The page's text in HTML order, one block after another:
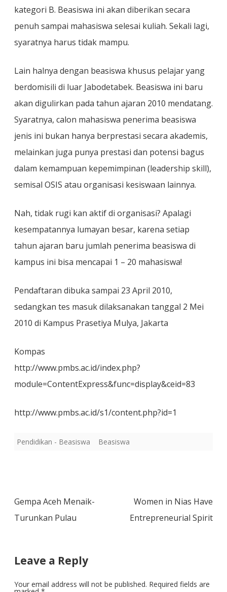
kategori B. Beasiswa ini akan diberikan secara
penuh sampai mahasiswa selesai kuliah. Sekali lagi,
syaratnya harus tidak mampu.
Lain halnya dengan beasiswa khusus pelajar yang
berdomisili di luar Jabodetabek. Beasiswa ini baru
akan digulirkan pada tahun ajaran 2010 mendatang.
Syaratnya, calon mahasiswa penerima beasiswa
jenis ini bukan hanya berprestasi secara akademis,
melainkan juga punya prestasi dan potensi bagus
dalam kemampuan kepemimpinan (leadership skill),
semisal OSIS atau organisasi kesiswaan lainnya.
Nah, tidak rugi kan aktif di organisasi? Apalagi
kesempatannya lumayan besar, karena setiap
tahun ajaran baru jumlah penerima beasiswa di
kampus ini bisa mencapai 1 – 20 mahasiswa!
Pendaftaran dibuka sampai 23 April 2010,
sedangkan tes masuk dilaksanakan tanggal 2 Mei
2010 di Kampus Prasetiya Mulya, Jakarta
Kompas
http://www.pmbs.ac.id/index.php?
module=ContentExpress&func=display&ceid=83
http://www.pmbs.ac.id/s1/content.php?id=1
Pendidikan - Beasiswa Beasiswa
Post
navigation
Gempa Aceh Menaik-
Turunkan Pulau
Women in Nias Have
Entrepreneurial Spirit
Leave a Reply
Your email address will not be published. Required fields are